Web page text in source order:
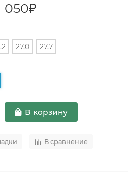
050₽
27,0 27,7
В корзину
В сравнение